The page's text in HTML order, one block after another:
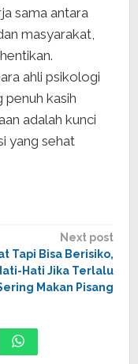
sama antara
masyarakat,
ahli psikologi
penuh kasih
adalah kunci
yang sehat
Next post
Tapi Bisa Berisiko,
Hati Jika Terlalu
Makan Pisang